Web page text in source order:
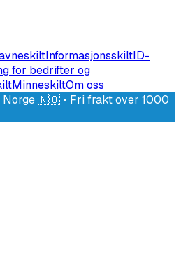
InformasjonsskiltID-
for bedrifter og
MinneskiltOm oss
Norge 🇳🇴 • Fri frakt over 1000